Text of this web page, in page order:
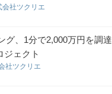
会社ツクリエ
グ、1分で2,000万円を調
ジェクト
社ツクリエ